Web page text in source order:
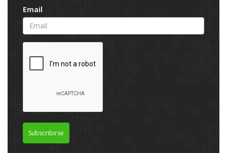
Email
Subscribirse